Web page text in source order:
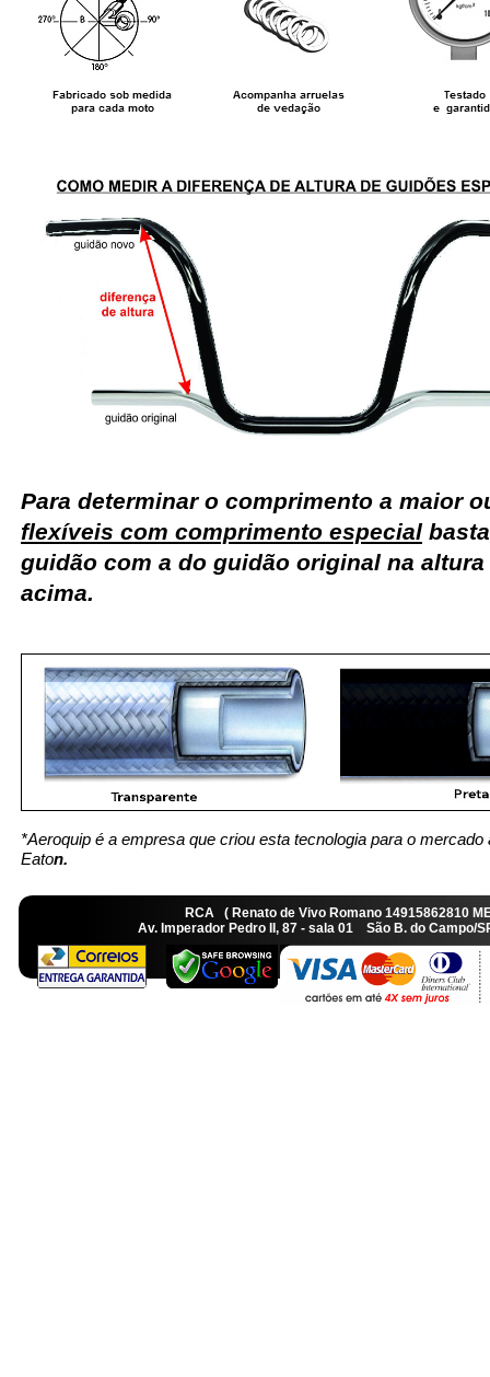
Para determinar o comprimento a maior
flexíveis com comprimento especial
guidão com a do guidão original na
acima.
*Aeroquip é a empresa que criou esta tecnologia para o
Eaton.
RCA ( Renato de Vivo Romano
Av. Imperador Pedro II, 87 - sala 01 São B. do